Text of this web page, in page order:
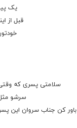
یک
قبل از
سلامتی پسری که
سرشو
باور کن جناب سروان این